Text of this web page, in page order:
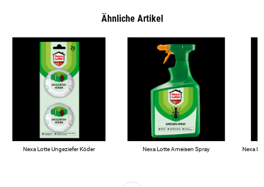
Ähnliche Artikel
Nexa Lotte Ungeziefer Köder Nexa Lotte Ameisen Spray Nexa